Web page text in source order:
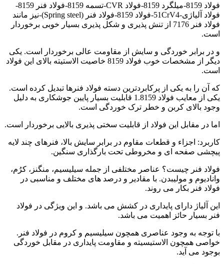
فولاد 8159-میلگرد 8159-فولاد CVR-تسمه 8159-فولاد فنر 8159-
فولاد آلیاژی-51CrV4-فولاد 8159-فولاد فنر (Spring steel)-نیز مانند
فولاد فنر 7176 از تنش پذیری و شکل پذیری بسیار خوبی برخوردار
است.
و در برابر خوردگی و سایش از مقاومت عالی برخوردار است. یکی
دیگر از مشخصات خوب فولاد 8159 خاصیت الاستیته بالای این فولاد
است.
که آن را به یکی از پرکابردترین دسته فولاد فنرها تبدیل کرده است.
یکی از معایب فولاد 1.8159 قابلیت بسیار پایین جوشکاری به دلیل
وجود بالای کربن و خطر ترک خوردگی است.
اما در مقابل این فولاد از قابلیت سختی پذیری بالایی برخوردار است.
کاربرد: اجزاء و قطعات مقاوم در برابر سایش بالا، فنرهای چند لایه
پیچشی صفحه ای و مخروطی تحت بارگذاری سنگین.
فولاد فنر چیست؟ عناصر مختلفی از جمله سیلیسیم، منگنز، کرُم،
وانادیوم و مولیبدن. با مقادیر و درصد های مختلف و مناسبی در
فولاد فنر بکار می روند.
این آلیاژ دارای پایداری در کشش می باشد. و این ویژگی در فولاد
فنر بسیار حائز اهمیت می باشد.
با توجه به وجود عناصری همچون سیلیسیم و کروم در فولاد فنر.
خواصی همچون الاستیسیته و مقاومت پایداری در مقابل خوردگی
بوجود می آید.